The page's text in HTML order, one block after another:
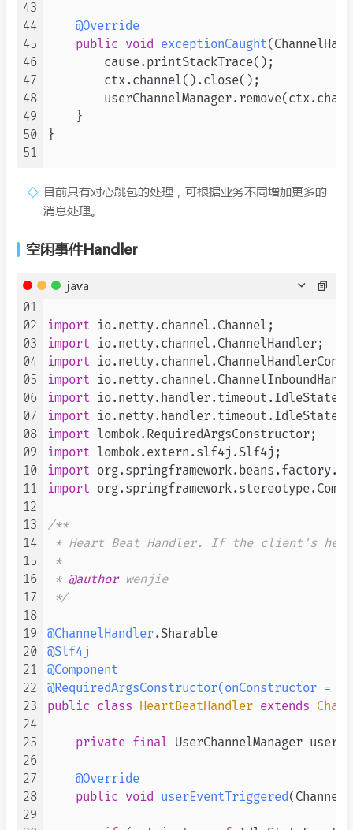
43
44
45
46
47
48
49
50
51
@Override
public void exceptionCaught
        cause.printStackTrace();
        ctx.channel().close();
    }
}
目前只有对心跳包的处理，可根据业务不同增加更多的
消息处理。
空闲事件Handler
java
01
02
03
04
05
06
07
08
09
10
11
12
13
14
15
16
17
18
19
20
21
22
23
24
25
26
27
28
29
import
import
import
import
import
import
import
import
import
import
/**
* Heart Beat Handler. If the client's
*
* @author wenjie
*/
@ChannelHandler
@Slf4j
@Component
@RequiredArgsConstructor(onConstructor =
public class HeartBeatHandler extends
private final UserChannelManager
@Override
public void userEventTriggered